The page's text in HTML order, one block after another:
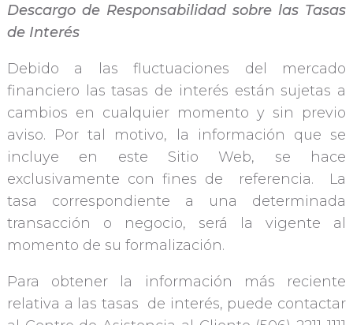
Descargo de Responsabilidad sobre las Tasas
de Interés
Debido a las fluctuaciones del mercado
financiero las tasas de interés están sujetas a
cambios en cualquier momento y sin previo
aviso. Por tal motivo, la información que se
incluye en este Sitio Web, se hace
exclusivamente con fines de referencia. La
tasa correspondiente a una determinada
transacción o negocio, será la vigente al
momento de su formalización.
Para obtener la información más reciente
relativa a las tasas de interés, puede contactar